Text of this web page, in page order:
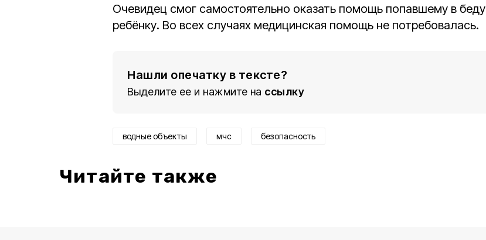
Очевидец смог самостоятельно оказать помощь попавшему в беду
ребёнку. Во всех случаях медицинская помощь не потребовалась.
Нашли опечатку в тексте?
Выделите ее и нажмите на ссылку
водные объекты мчс безопасность
Читайте также